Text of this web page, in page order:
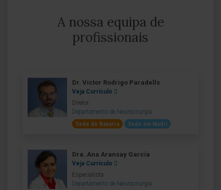
A nossa equipa de
profissionais
Dr. Víctor Rodrigo Paradells
Veja Currículo
Diretor
Departamento de Neurocirurgia
Sede de Navarra
Sede em Madri
Dra. Ana Aransay García
Veja Currículo
Especialista
Departamento de Neurocirurgia